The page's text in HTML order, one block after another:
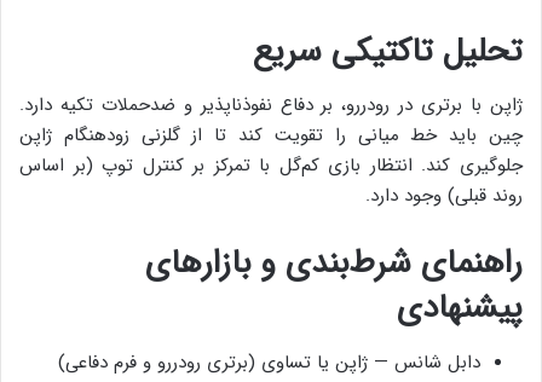
تحلیل تاکتیکی سریع
ژاپن با برتری در رودررو، بر دفاع نفوذناپذیر و ضدحملات تکیه دارد.
چین باید خط میانی را تقویت کند تا از گلزنی زودهنگام ژاپن
جلوگیری کند. انتظار بازی کم‌گل با تمرکز بر کنترل توپ (بر اساس
روند قبلی) وجود دارد.
راهنمای شرط‌بندی و بازارهای
پیشنهادی
دابل شانس — ژاپن یا تساوی (برتری رودررو و فرم دفاعی)